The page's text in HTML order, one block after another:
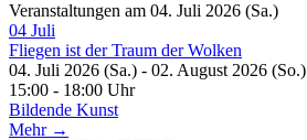
Veranstaltungen am 04. Juli 2026 (Sa.)
04 Juli
Fliegen ist der Traum der Wolken
04. Juli 2026 (Sa.) - 02. August 2026 (So.)
15:00 - 18:00 Uhr
Bildende Kunst
Mehr →